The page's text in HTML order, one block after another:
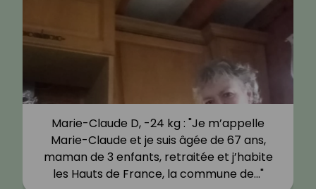
Marie-Claude D, -24 kg : "Je m’appelle
Marie-Claude et je suis âgée de 67 ans,
maman de 3 enfants, retraitée et j’habite
les Hauts de France, la commune de…"